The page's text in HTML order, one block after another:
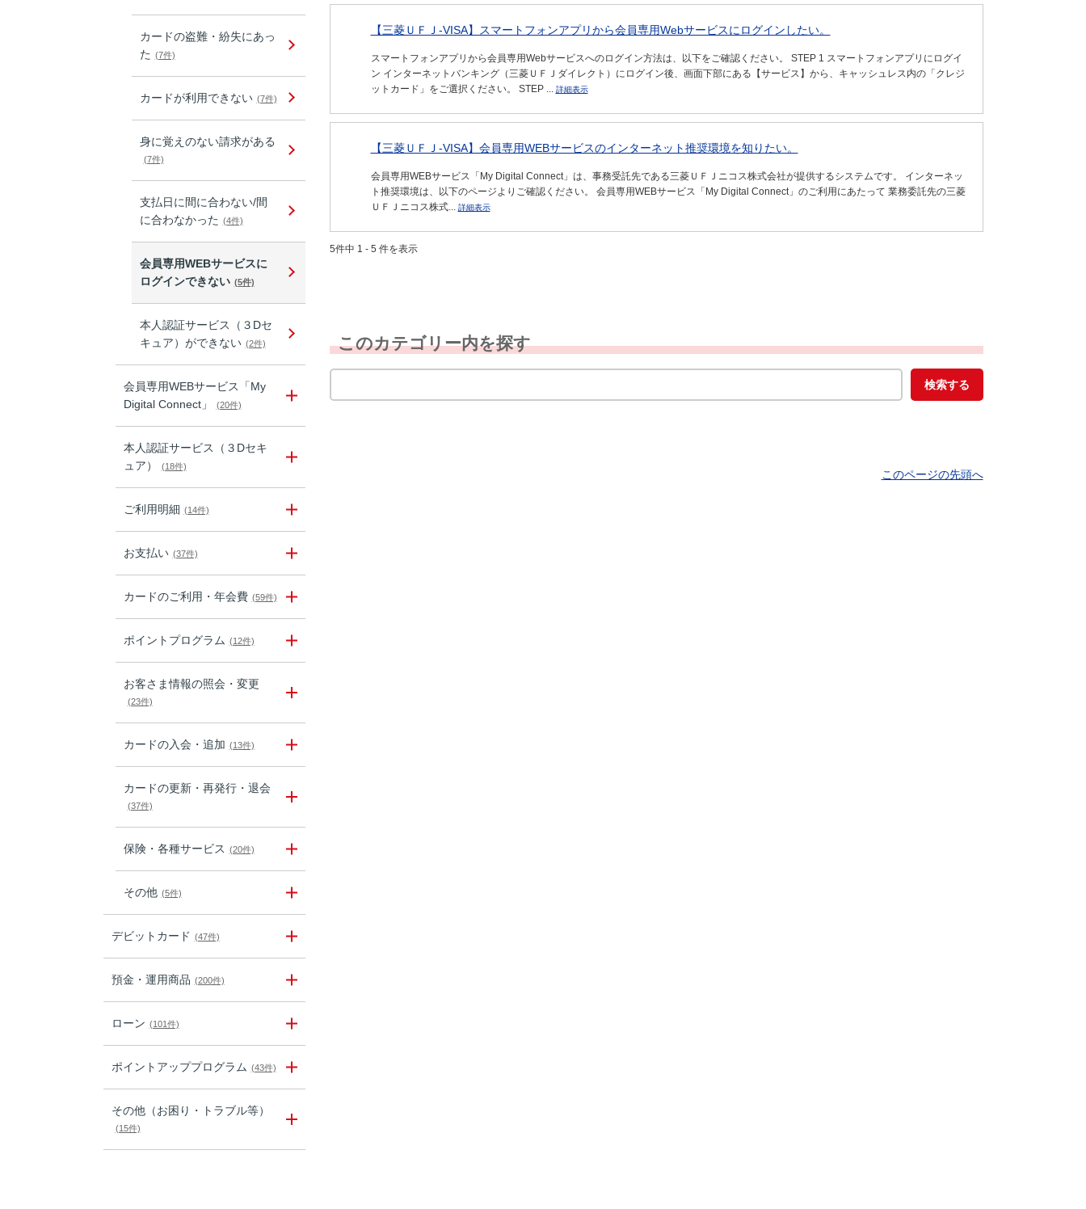
カードの盗難・紛失にあっ
た (7件)
カードが利用できない (7件)
身に覚えのない請求がある
(7件)
支払日に間に合わない/間
に合わなかった (4件)
会員専用WEBサービスに
ログインできない (5件)
本人認証サービス（３Dセ
キュア）ができない (2件)
会員専用WEBサービス「My
Digital Connect」
(20件)
本人認証サービス（３Dセキ
ュア）
(18件)
ご利用明細 (14件)
お支払い (37件)
カードのご利用・年会費 (59件)
ポイントプログラム (12件)
お客さま情報の照会・変更
(23件)
カードの入会・追加 (13件)
カードの更新・再発行・退会
(37件)
保険・各種サービス (20件)
その他 (5件)
デビットカード (47件)
預金・運用商品 (200件)
ローン (101件)
ポイントアッププログラム (43件)
その他（お困り・トラブル等）
(15件)
【三菱ＵＦＪ-VISA】スマートフォンアプリから会員専用Webサービスにログインしたい。
スマートフォンアプリから会員専用Webサービスへのログイン方法は、以下をご確認ください。 STEP 1 スマートフォンアプリにログイ
ン インターネットバンキング（三菱ＵＦＪダイレクト）にログイン後、画面下部にある【サービス】から、キャッシュレス内の「クレジ
ットカード」をご選択ください。 STEP ... 詳細表示
【三菱ＵＦＪ-VISA】会員専用WEBサービスのインターネット推奨環境を知りたい。
会員専用WEBサービス「My Digital Connect」は、事務受託先である三菱ＵＦＪニコス株式会社が提供するシステムです。 インターネッ
ト推奨環境は、以下のページよりご確認ください。 会員専用WEBサービス「My Digital Connect」のご利用にあたって 業務委託先の三菱
ＵＦＪニコス株式... 詳細表示
5件中 1 - 5 件を表示
このカテゴリー内を探す
このページの先頭へ